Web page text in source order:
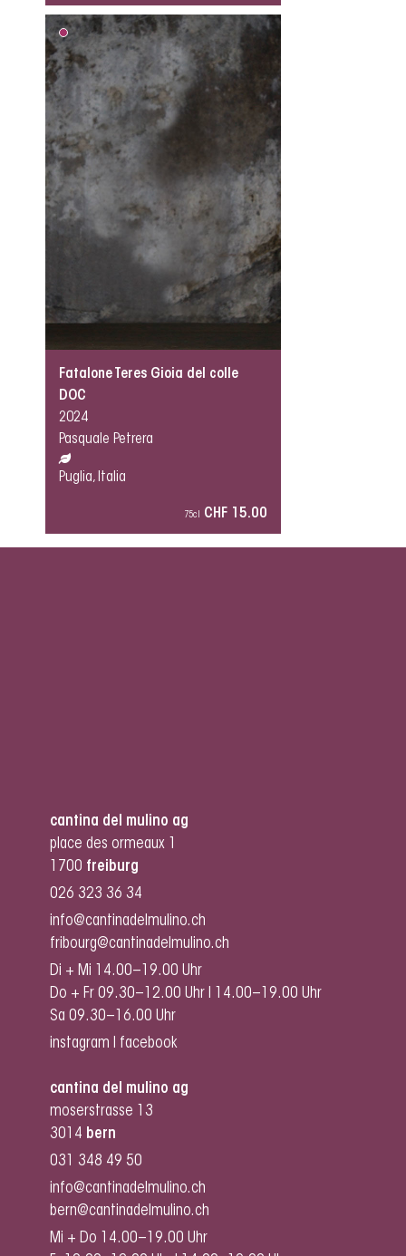
Fatalone Teres Gioia del colle
DOC
2024
Pasquale Petrera
Puglia, Italia
75cl CHF 15.00
cantina del mulino ag
place des ormeaux 1
1700 freiburg
026 323 36 34
info@cantinadelmulino.ch
fribourg@cantinadelmulino.ch
Di + Mi 14.00–19.00 Uhr
Do + Fr 09.30–12.00 Uhr I 14.00–19.00 Uhr
Sa 09.30–16.00 Uhr
instagram
facebook
cantina del mulino ag
moserstrasse 13
3014 bern
031 348 49 50
info@cantinadelmulino.ch
bern@cantinadelmulino.ch
Mi + Do 14.00–19.00 Uhr